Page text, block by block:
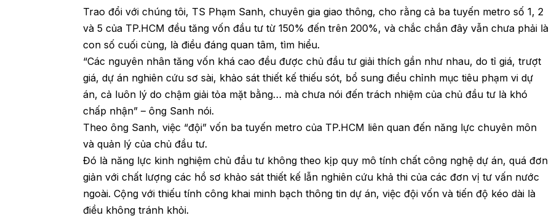
Trao đổi với chúng tôi, TS Phạm Sanh, chuyên gia giao thông, cho rằng cả ba tuyến metro số 1, 2
và 5 của TP.HCM đều tăng vốn đầu tư từ 150% đến trên 200%, và chắc chắn đây vẫn chưa phải là
con số cuối cùng, là điều đáng quan tâm, tìm hiểu.
“Các nguyên nhân tăng vốn khá cao đều được chủ đầu tư giải thích gần như nhau, do tỉ giá, trượt
giá, dự án nghiên cứu sơ sài, khảo sát thiết kế thiếu sót, bổ sung điều chỉnh mục tiêu phạm vi dự
án, cả luôn lý do chậm giải tỏa mặt bằng… mà chưa nói đến trách nhiệm của chủ đầu tư là khó
chấp nhận” – ông Sanh nói.
Theo ông Sanh, việc “đội” vốn ba tuyến metro của TP.HCM liên quan đến năng lực chuyên môn
và quản lý của chủ đầu tư.
Đó là năng lực kinh nghiệm chủ đầu tư không theo kịp quy mô tính chất công nghệ dự án, quá đơn
giản với chất lượng các hồ sơ khảo sát thiết kế lẫn nghiên cứu khả thi của các đơn vị tư vấn nước
ngoài. Cộng với thiếu tính công khai minh bạch thông tin dự án, việc đội vốn và tiến độ kéo dài là
điều không tránh khỏi.